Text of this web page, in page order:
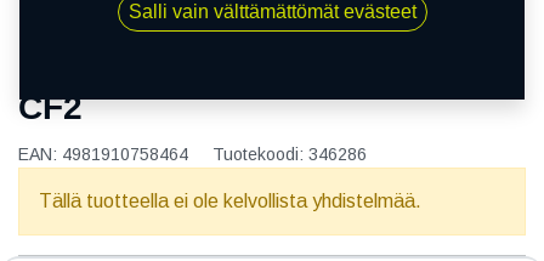
CF2
EAN: 4981910758464 Tuotekoodi: 346286
Tällä tuotteella ei ole kelvollista yhdistelmää.
Salli vain välttämättömät evästeet